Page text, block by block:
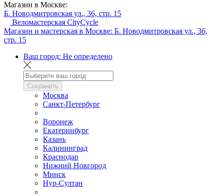
Магазин в Москве:
Б. Новодмитровская ул., 36, стр. 15
Веломастерская CityCycle
Магазин и мастерская в Москве: Б. Новодмитровская ул., 36,
стр. 15
Ваш город: Не определено
Сохранить
Москва
Санкт-Петербург
Воронеж
Екатеринбург
Казань
Калининград
Краснодар
Нижний Новгород
Минск
Нур-Султан